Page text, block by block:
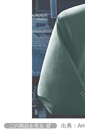
この商品を見る 出典：